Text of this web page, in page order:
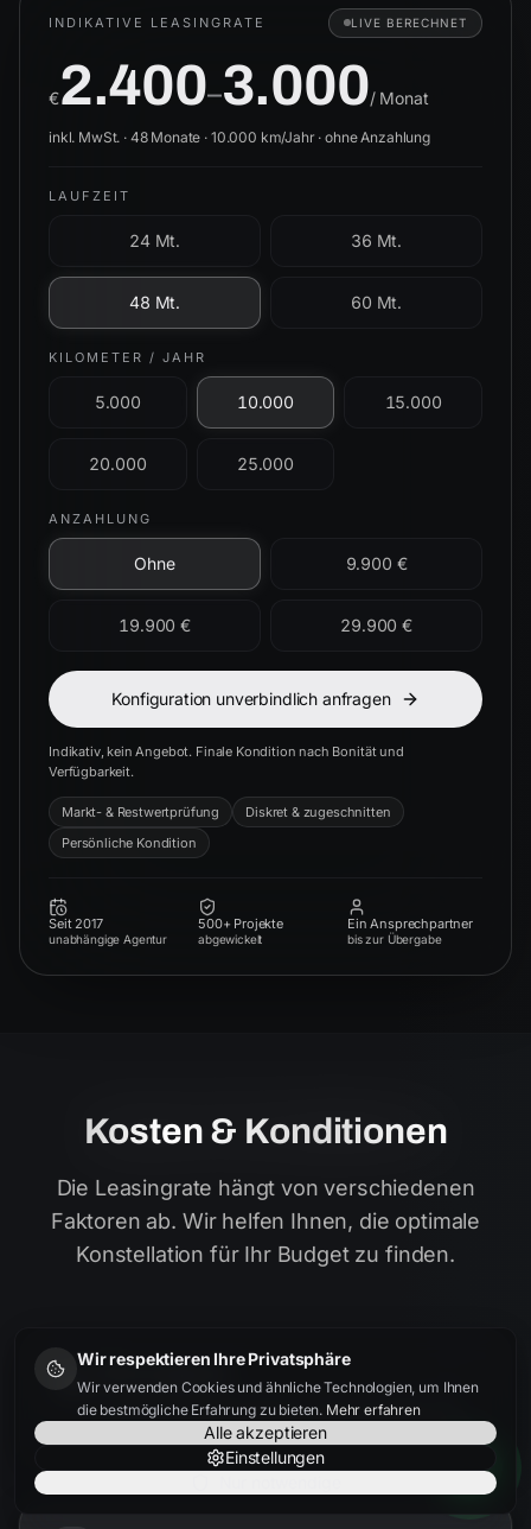
Wir respektieren Ihre Privatsphäre
Wir verwenden Cookies und ähnliche Technologien, um Ihnen
die bestmögliche Erfahrung zu bieten. Mehr erfahren
Alle akzeptieren
Einstellungen
INDIKATIVE LEASINGRATE LIVE BERECHNET
€2.400–3.000/ Monat
inkl. MwSt. · 48Monate · 10.000 km/Jahr · ohne Anzahlung
LAUFZEIT
24 Mt. 36 Mt.
48 Mt. 60 Mt.
KILOMETER / JAHR
5.000 10.000 15.000
20.000 25.000
ANZAHLUNG
Ohne 9.900 €
19.900 € 29.900 €
Konfiguration unverbindlich anfragen
Indikativ, kein Angebot. Finale Kondition nach Bonität und
Verfügbarkeit.
Markt- & Restwertprüfung
Diskret & zugeschnitten
Persönliche Kondition
Seit 2017
unabhängige Agentur
500+ Projekte
abgewickelt
Ein Ansprechpartner
bis zur Übergabe
Kosten & Konditionen
Die Leasingrate hängt von verschiedenen
Faktoren ab. Wir helfen Ihnen, die optimale
Konstellation für Ihr Budget zu finden.
Fahrzeugpreis
Je besser der Einkaufspreis, desto niedriger die
Rate. Wir finden bundesweit die besten Angebote.